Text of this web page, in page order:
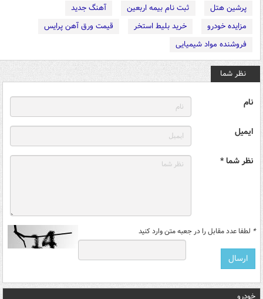
پرشین هتل
ثبت نام بیمه اربعین
آهنگ جدید
مزایده خودرو
خرید بلیط استخر
قیمت ورق آهن پرایس
فروشنده مواد شیمیایی
نظر شما
نام
ایمیل
نظر شما *
* لطفا عدد مقابل را در جعبه متن وارد کنید
خودرو